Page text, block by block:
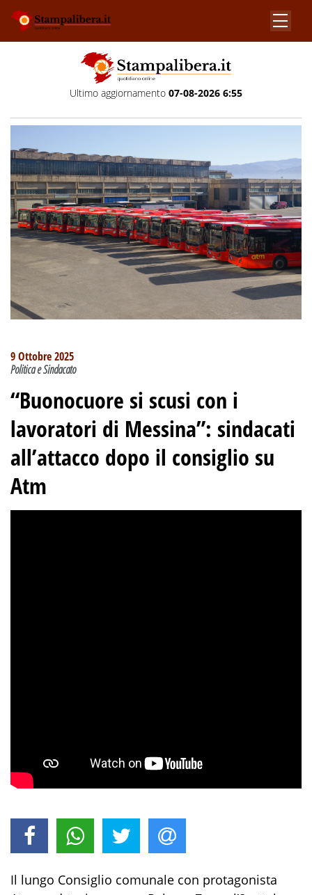
Ultimo aggiornamento 07-08-2026 6:55
9 Ottobre 2025
Politica e Sindacato
“Buonocuore si scusi con i
lavoratori di Messina”: sindacati
all’attacco dopo il consiglio su
Atm
Il lungo Consiglio comunale con protagonista